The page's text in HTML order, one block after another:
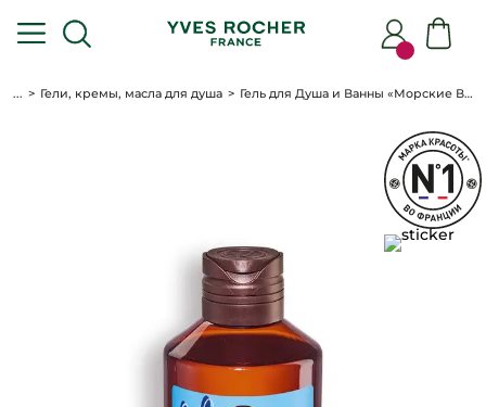
... Гели, кремы, масла для душа Гель для Душа и Ванны «Морские Водоросли & Морской Фенхель», 200 мл